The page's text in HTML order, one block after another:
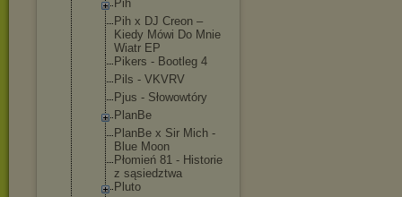
Pih
Pih x DJ Creon –
Kiedy Mówi Do Mnie
Wiatr EP
Pikers - Bootleg 4
Pils - VKVRV
Pjus - Słowowtóry
PlanBe
PlanBe x Sir Mich -
Blue Moon
Płomień 81 - Historie
z sąsiedztwa
Pluto